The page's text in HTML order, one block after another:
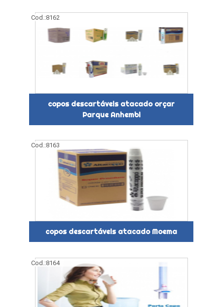
Cod.:8162
copos descartáveis atacado orçar
Parque Anhembi
Cod.:8163
copos descartáveis atacado Moema
Cod.:8164